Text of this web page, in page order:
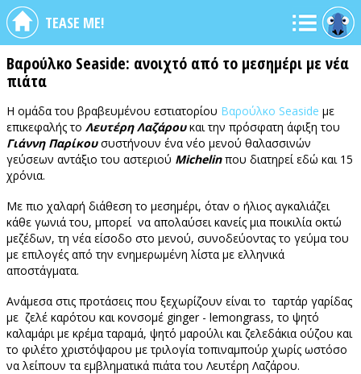
TEASE ME!
Βαρούλκο Seaside: ανοιχτό από το μεσημέρι με νέα
πιάτα
Η ομάδα του βραβευμένου εστιατορίου Βαρούλκο Seaside με
επικεφαλής το Λευτέρη Λαζάρου και την πρόσφατη άφιξη του
Γιάννη Παρίκου συστήνουν ένα νέο μενού θαλασσινών
γεύσεων αντάξιο του αστεριού Michelin που διατηρεί εδώ και 15
χρόνια.
Με πιο χαλαρή διάθεση το μεσημέρι, όταν ο ήλιος αγκαλιάζει
κάθε γωνιά του, μπορεί να απολαύσει κανείς μια ποικιλία οκτώ
μεζέδων, τη νέα είσοδο στο μενού, συνοδεύοντας το γεύμα του
με επιλογές από την ενημερωμένη λίστα με ελληνικά
αποστάγματα.
Ανάμεσα στις προτάσεις που ξεχωρίζουν είναι το ταρτάρ γαρίδας
με ζελέ καρότου και κονσομέ ginger - lemongrass, το ψητό
καλαμάρι με κρέμα ταραμά, ψητό μαρούλι και ζελεδάκια ούζου και
το φιλέτο χριστόψαρου με τριλογία τοπιναμπούρ χωρίς ωστόσο
να λείπουν τα εμβληματικά πιάτα του Λευτέρη Λαζάρου.